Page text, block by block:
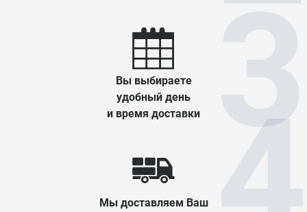
Вы выбираете
удобный день
и время доставки
Мы доставляем Ваш